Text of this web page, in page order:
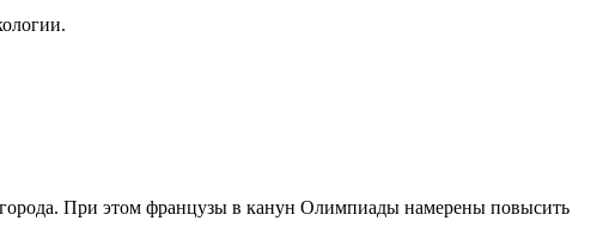
города. При этом французы в канун Олимпиады намерены повысить